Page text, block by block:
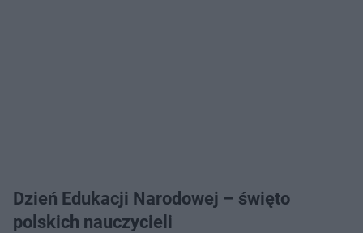
Dzień Edukacji Narodowej – święto
polskich nauczycieli